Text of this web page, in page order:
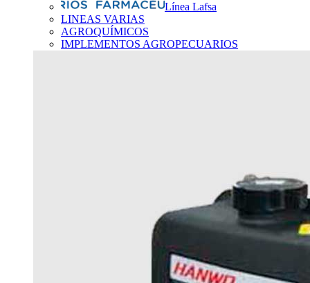
Línea Lafsa
LINEAS VARIAS
AGROQUÍMICOS
IMPLEMENTOS AGROPECUARIOS